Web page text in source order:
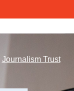
Journalism Trust